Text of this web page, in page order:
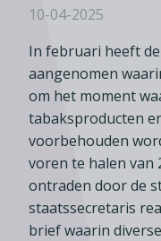
A-Z
Agenda
Contact
Inloggen
Werkgeverschap
Huishoudelijke
Koken en tafelen
Speelgoed,
Branchecijfers
Franchise advies
Fiscaal advies
Tarieven en
Vakcentrum
Advies
Diensten
Kennis &
Ledenvoordeel
Over
Over
Lid worden
Besturen
Statuten
Vacatures
10-04-2025
In februari heeft
aangenomen
om het moment
tabaksproducten
voorbehouden
voren te halen van
ontraden door de
staatssecretaris
brief waarin